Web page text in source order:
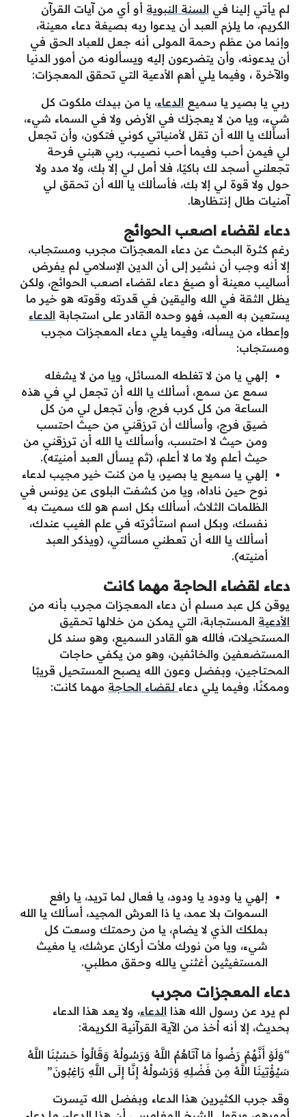
لم يأتي إلينا في السنة النبوية أو أي من آيات القرآن
الكريم، ما يلزم العبد أن يدعوا ربه بصيغة دعاء معينة،
وإنما من عظم رحمة المولى أنه جعل للعباد الحق في
أن يدعونه، وأن يتضرعون إليه ويسألونه من أمور الدنيا
والآخرة ، وفيما يلي أهم الأدعية التي تحقق المعجزات:
ربي يا بصير يا سميع الدعاء، يا من بيدك ملكوت كل
شيء، ويا من لا يعجزك في الأرض ولا في السماء شيء،
أسألك يا الله أن تقل لأمنياتي كوني فتكون، وأن تجعل
لي فيمن أحب وفيما أحب نصيب، ربي هبني فرحة
تجعلني أسجد لك باكيًا، فلا أمل لي إلا بك، ولا مدد ولا
حول ولا قوة لي إلا بك، فأسألك يا الله أن تحقق لي
آمنيات طال إنتظارها.
دعاء لقضاء اصعب الحوائج
رغم كثرة البحث عن دعاء المعجزات مجرب ومستجاب،
إلا أنه وجب أن نشير إلى أن الدين الإسلامي لم يفرض
أساليب معينة أو صيغ دعاء لقضاء اصعب الحوائج، ولكن
يظل الثقة في الله واليقين في قدرته وقوته هو خير ما
يستعين به العبد، فهو وحده القادر على استجابة الدعاء
وإعطاء من يسأله، وفيما يلي دعاء المعجزات مجرب
ومستجاب:
إلهي يا من لا تغلطه المسائل، ويا من لا يشغله
سمع عن سمع، أسألك يا الله أن تجعل لي في هذه
الساعة من كل كرب فرج، وأن تجعل لي من كل
ضيق فرج، وأسألك أن ترزقني من حيث احتسب
ومن حيث لا احتسب، وأسألك يا الله أن ترزقني من
حيث أعلم ولا ما لا أعلم، (ثم يسأل العبد أمنيته).
إلهي يا سميع يا بصير، يا من كنت خير مجيب لدعاء
نوح حين ناداه، ويا من كشفت البلوى عن يونس في
الظلمات الثلاث، أسألك بكل اسم هو لك سميت به
نفسك، وبكل اسم استأثرته في علم الغيب عندك،
أسألك يا الله أن تعطني مسألتي، (ويذكر العبد
أمنيته).
دعاء لقضاء الحاجة مهما كانت
يوقن كل عبد مسلم أن دعاء المعجزات مجرب بأنه من
الأدعية المستجابة، التي يمكن من خلالها تحقيق
المستحيلات، فالله هو القادر السميع، وهو سند كل
المستضعفين والخائفين، وهو من يكفي حاجات
المحتاجين، وبفضل وعون الله يصبح المستحيل قريبًا
وممكنًا، وفيما يلي دعاء لقضاء الحاجة مهما كانت:
إلهي يا ودود يا ودود، يا فعال لما تريد، يا رافع
السموات بلا عمد، يا ذا العرش المجيد، أسألك يا الله
بملكك الذي لا يضام، يا من رحمتك وسعت كل
شيء، ويا من نورك ملأت أركان عرشك، يا مغيث
المستغيثين أغثني يالله وحقق مطلبي.
دعاء المعجزات مجرب
لم يرد عن رسول الله هذا الدعاء، ولا يعد هذا الدعاء
بحديث، إلا أنه اُخذ من الآية القرآنية الكريمة:
“وَلَوْ أَنَّهُمْ رَضُواْ مَا آتَاهُمُ اللَّهُ وَرَسُولُهُ وَقَالُواْ حَسْبُنَا اللَّهُ
سَيُؤْتِينَا اللَّهُ مِن فَضْلِهِ وَرَسُولُهُ إِنَّا إِلَى اللَّهِ رَاغِبُونَ”
وقد جرب الكثيرين هذا الدعاء وبفضل الله تيسرت